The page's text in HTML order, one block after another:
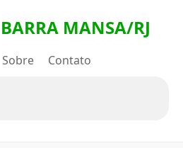
MANSA/RJ
Sobre Contato